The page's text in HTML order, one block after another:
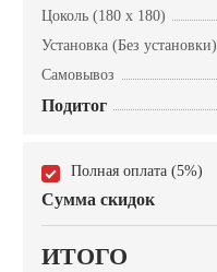
Цоколь (180 x 180)
Установка (Без установки)
Самовывоз
Подитог
Полная оплата (5%)
Сумма скидок
ИТОГО